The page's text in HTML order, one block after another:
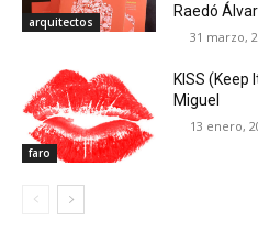
arquitectos
Raedó
31 marzo,
faro
KISS (Keep
Miguel
13 enero,